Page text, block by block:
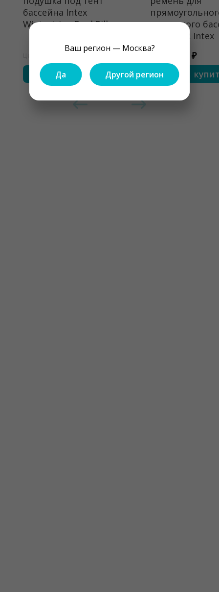
Ваш регион — Москва?
Да Другой регион
бассейна Intex
Winterizing Pool Pillow
купить
каркасного
Ultra XTR Intex
450 ₽